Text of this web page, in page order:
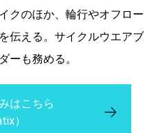
クのほか、輪行やオフロー
伝える。サイクルウエアブ
ーも務める。
はこちら
）